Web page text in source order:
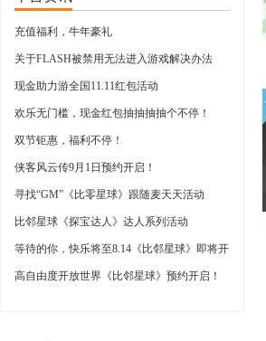
充值福利，牛年豪礼
关于FLASH被禁用无法进入游戏解决办法
现金助力游全国11.11红包活动
欢乐无门槛，现金红包抽抽抽抽个不停！
双节钜惠，福利不停！
侠客风云传9月1日预约开启！
寻找“GM”《比零星球》跟随麦天天活动
比邻星球《探宝达人》达人系列活动
等待的你，快乐将至8.14《比邻星球》即将开
启
高自由度开放世界《比邻星球》预约开启！